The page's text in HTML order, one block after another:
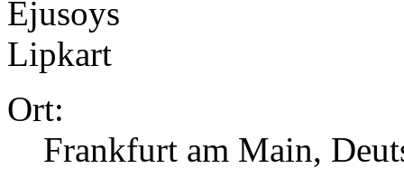
Ort:
Frankfurt am Main,